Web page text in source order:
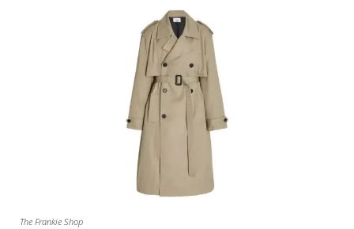
The Frankie Shop